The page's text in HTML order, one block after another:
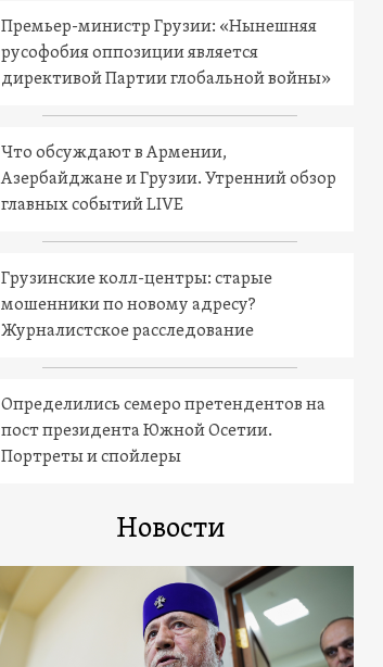
Премьер-министр Грузии: «Нынешняя
русофобия оппозиции является
директивой Партии глобальной войны»
Что обсуждают в Армении,
Азербайджане и Грузии. Утренний обзор
главных событий LIVE
Грузинские колл-центры: старые
мошенники по новому адресу?
Журналистское расследование
Определились семеро претендентов на
пост президента Южной Осетии.
Портреты и спойлеры
Новости